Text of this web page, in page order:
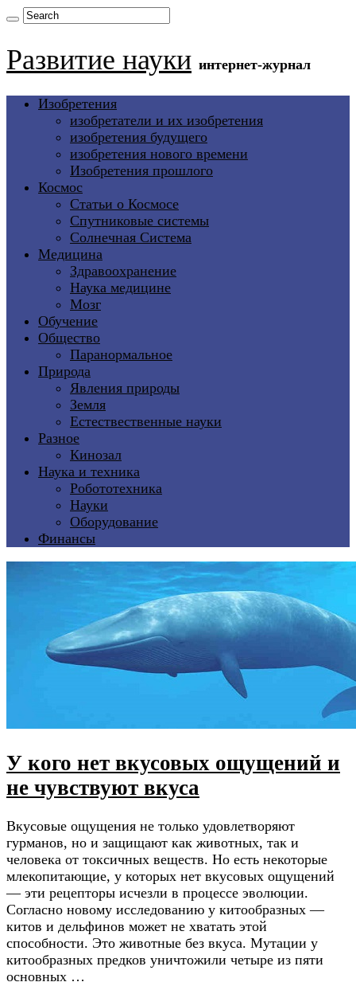
Развитие науки интернет-журнал
Изобретения
изобретатели и их изобретения
изобретения будущего
изобретения нового времени
Изобретения прошлого
Космос
Статьи о Космосе
Спутниковые системы
Солнечная Система
Медицина
Здравоохранение
Наука медицине
Мозг
Обучение
Общество
Паранормальное
Природа
Явления природы
Земля
Естествественные науки
Разное
Кинозал
Наука и техника
Робототехника
Науки
Оборудование
Финансы
У кого нет вкусовых ощущений и
не чувствуют вкуса
Вкусовые ощущения не только удовлетворяют
гурманов, но и защищают как животных, так и
человека от токсичных веществ. Но есть некоторые
млекопитающие, у которых нет вкусовых ощущений
— эти рецепторы исчезли в процессе эволюции.
Согласно новому исследованию у китообразных —
китов и дельфинов может не хватать этой
способности. Это животные без вкуса. Мутации у
китообразных предков уничтожили четыре из пяти
основных …